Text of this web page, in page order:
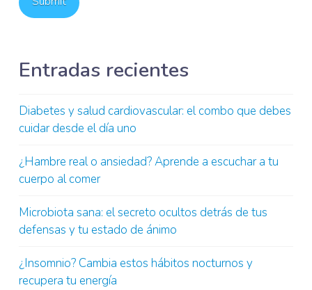
Entradas recientes
Diabetes y salud cardiovascular: el combo que debes
cuidar desde el día uno
¿Hambre real o ansiedad? Aprende a escuchar a tu
cuerpo al comer
Microbiota sana: el secreto ocultos detrás de tus
defensas y tu estado de ánimo
¿Insomnio? Cambia estos hábitos nocturnos y
recupera tu energía